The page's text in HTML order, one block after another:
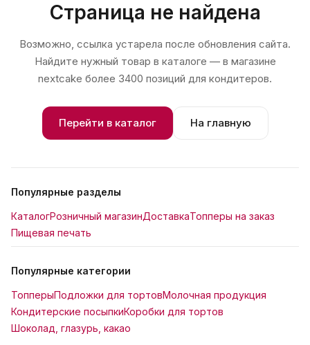
Страница не найдена
Возможно, ссылка устарела после обновления сайта.
Найдите нужный товар в каталоге — в магазине
nextcake более 3400 позиций для кондитеров.
Перейти в каталог На главную
Популярные разделы
КаталогРозничный магазинДоставкаТопперы на заказ
Пищевая печать
Популярные категории
ТопперыПодложки для тортовМолочная продукция
Кондитерские посыпкиКоробки для тортов
Шоколад, глазурь, какао